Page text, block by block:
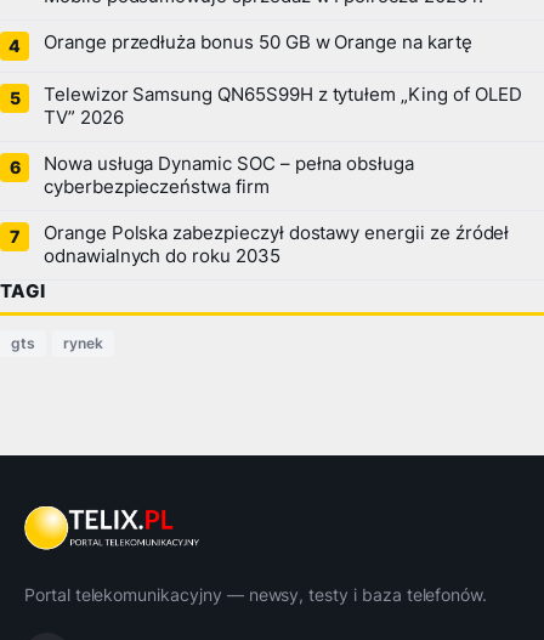
Orange przedłuża bonus 50 GB w Orange na kartę
Telewizor Samsung QN65S99H z tytułem „King of OLED
TV” 2026
Nowa usługa Dynamic SOC – pełna obsługa
cyberbezpieczeństwa firm
Orange Polska zabezpieczył dostawy energii ze źródeł
odnawialnych do roku 2035
TAGI
gts rynek
Portal telekomunikacyjny — newsy, testy i baza telefonów.